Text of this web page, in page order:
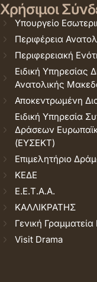
Χρήσιμοι
Υπουργείο
Περιφέρεια
Περιφερειακή
Ειδική Υπηρεσίας
Ανατολικής
Αποκεντρωμένη
Ειδική Υπηρεσία
Δράσεων
(ΕΥΣΕΚΤ)
Επιμελητήριο
ΚΕΔΕ
Ε.Ε.Τ.Α.Α.
ΚΑΛΛΙΚΡΑΤΗΣ
Γενική
Visit Drama